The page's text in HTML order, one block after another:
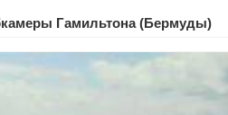
Гамильтона (Бермуды)